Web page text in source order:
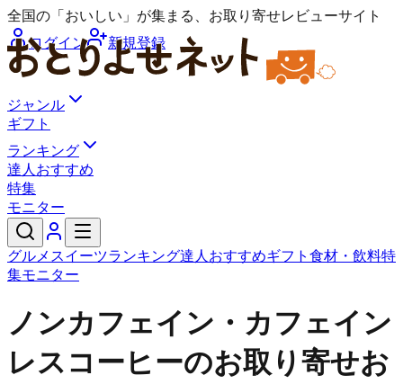
全国の「おいしい」が集まる、お取り寄せレビューサイト
ログイン
新規登録
ジャンル
ギフト
ランキング
達人おすすめ
特集
モニター
グルメ スイーツランキング達人おすすめギフト 食材・飲料特
集モニター
ノンカフェイン・カフェイン
レスコーヒーのお取り寄せお